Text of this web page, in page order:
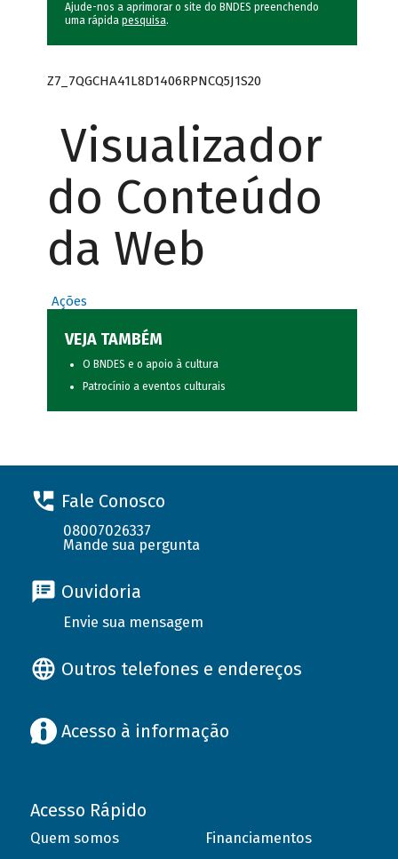
Ajude-nos a aprimorar o site do BNDES preenchendo
uma rápida pesquisa.
Z7_7QGCHA41L8D1406RPNCQ5J1S20
Visualizador
do Conteúdo
da Web
Ações
VEJA TAMBÉM
O BNDES e o apoio à cultura
Patrocínio a eventos culturais
Fale Conosco
08007026337
Mande sua pergunta
Ouvidoria
Envie sua mensagem
Outros telefones e endereços
Acesso à informação
Acesso Rápido
Quem somos
Financiamentos